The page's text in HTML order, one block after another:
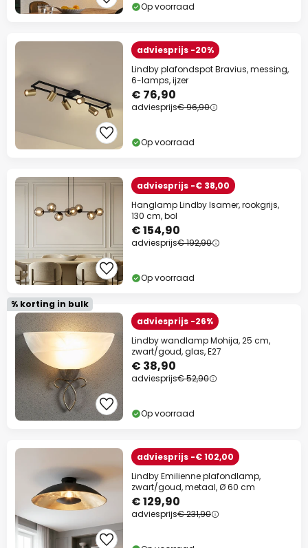
Op voorraad
adviesprijs -20%
Lindby plafondspot Bravius, messing,
6-lamps, ijzer
€ 76,90
adviesprijs€ 96,90
Op voorraad
adviesprijs -€ 38,00
Hanglamp Lindby Isamer, rookgrijs,
130 cm, bol
€ 154,90
adviesprijs€ 192,90
Op voorraad
% korting in bulk
adviesprijs -26%
Lindby wandlamp Mohija, 25 cm,
zwart/goud, glas, E27
€ 38,90
adviesprijs€ 52,90
Op voorraad
adviesprijs -€ 102,00
Lindby Emilienne plafondlamp,
zwart/goud, metaal, Ø 60 cm
€ 129,90
adviesprijs€ 231,90